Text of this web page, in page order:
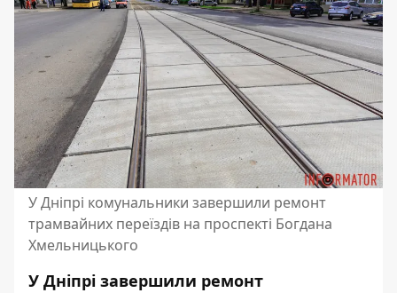
У Дніпрі комунальники завершили ремонт
трамвайних переїздів на проспекті Богдана
Хмельницького
У Дніпрі завершили ремонт